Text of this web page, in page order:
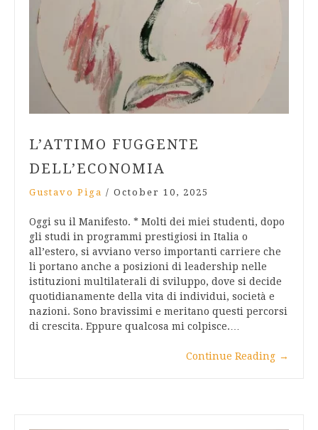
L’ATTIMO FUGGENTE
DELL’ECONOMIA
Gustavo Piga / October 10, 2025
Oggi su il Manifesto. * Molti dei miei studenti, dopo
gli studi in programmi prestigiosi in Italia o
all’estero, si avviano verso importanti carriere che
li portano anche a posizioni di leadership nelle
istituzioni multilaterali di sviluppo, dove si decide
quotidianamente della vita di individui, società e
nazioni. Sono bravissimi e meritano questi percorsi
di crescita. Eppure qualcosa mi colpisce.…
Continue Reading →